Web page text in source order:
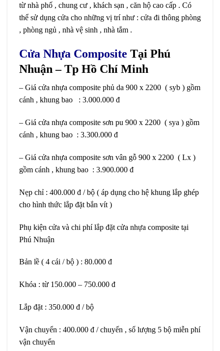
từ nhà phố , chung cư , khách sạn , căn hộ cao cấp . Có
thể sử dụng cửa cho những vị trí như : cửa đi thông phòng
, phòng ngủ , nhà vệ sinh , nhà tắm .
Cửa Nhựa Composite Tại Phú
Nhuận – Tp Hồ Chí Minh
– Giá cửa nhựa composite phủ da 900 x 2200 ( syb ) gồm
cánh , khung bao : 3.000.000 đ
– Giá cửa nhựa composite sơn pu 900 x 2200 ( sya ) gồm
cánh , khung bao : 3.300.000 đ
– Giá cửa nhựa composite sơn vân gỗ 900 x 2200 ( Lx )
gồm cánh , khung bao : 3.900.000 đ
Nẹp chỉ : 400.000 đ / bộ ( áp dụng cho hệ khung lắp ghép
cho hình thức lắp đặt bắn vít )
Phụ kiện cửa và chi phí lắp đặt cửa nhựa composite tại
Phú Nhuận
Bản lề ( 4 cái / bộ ) : 80.000 đ
Khóa : từ 150.000 – 750.000 đ
Lắp đặt : 350.000 đ / bộ
Vận chuyển : 400.000 đ / chuyến , số lượng 5 bộ miễn phí
vận chuyển